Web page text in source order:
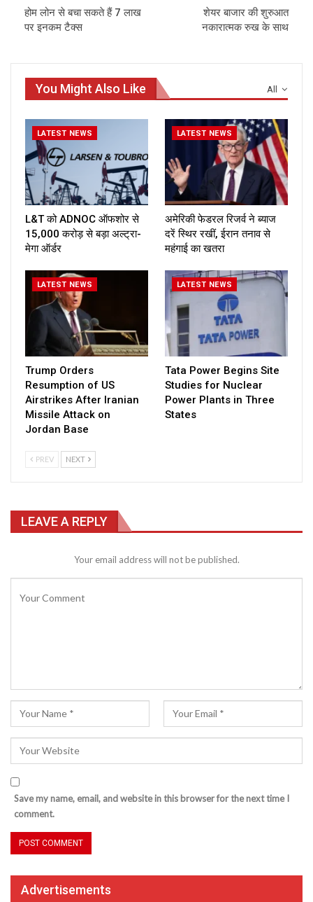
होम लोन से बचा सकते हैं 7 लाख
पर इनकम टैक्स
शेयर बाजार की शुरुआत
नकारात्‍मक रुख के साथ
All
You Might Also Like
LATEST NEWS
L&T को ADNOC ऑफशोर से
₹15,000 करोड़ से बड़ा अल्ट्रा-
मेगा ऑर्डर
LATEST NEWS
अमेरिकी फेडरल रिजर्व ने ब्याज
दरें स्थिर रखीं, ईरान तनाव से
महंगाई का खतरा
LATEST NEWS
Trump Orders
Resumption of US
Airstrikes After Iranian
Missile Attack on
Jordan Base
LATEST NEWS
Tata Power Begins Site
Studies for Nuclear
Power Plants in Three
States
PREV NEXT
LEAVE A REPLY
Your email address will not be published.
Save my name, email, and website in this browser for the next time I
comment.
Advertisements